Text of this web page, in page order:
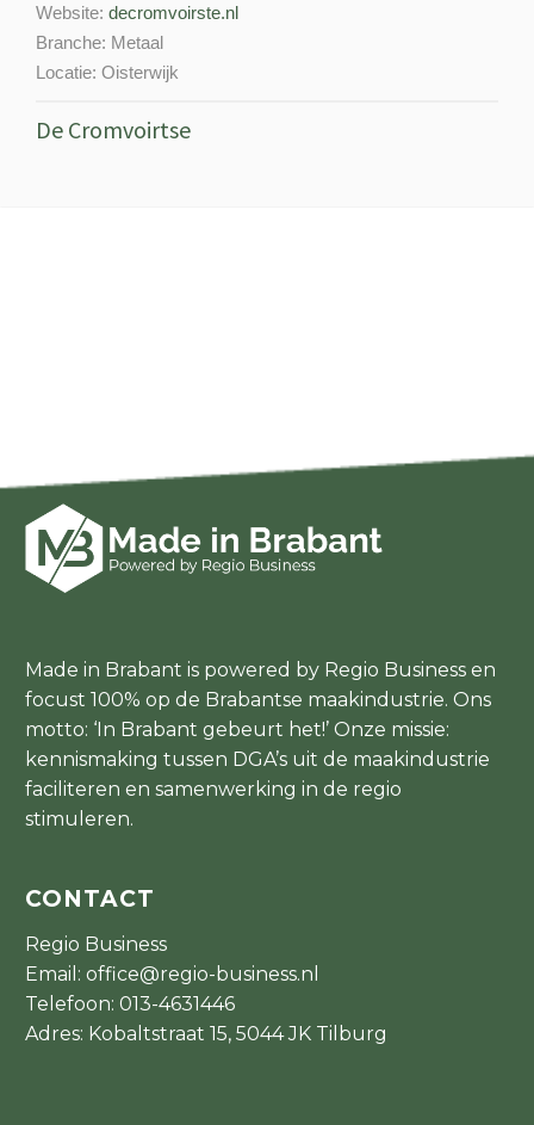
Website: decromvoirste.nl
Branche: Metaal
Locatie: Oisterwijk
De Cromvoirtse
Made in Brabant is powered by Regio Business en
focust 100% op de Brabantse maakindustrie. Ons
motto: ‘In Brabant gebeurt het!’ Onze missie:
kennismaking tussen DGA’s uit de maakindustrie
faciliteren en samenwerking in de regio
stimuleren.
CONTACT
Regio Business
Email: office@regio-business.nl
Telefoon: 013-4631446
Adres: Kobaltstraat 15, 5044 JK Tilburg